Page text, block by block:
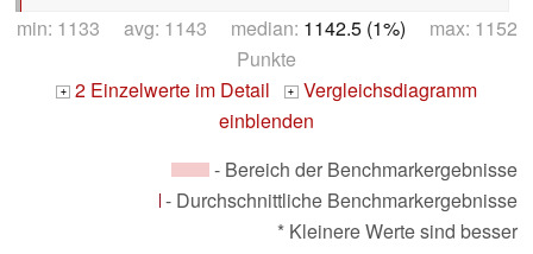
min: 1133 avg: 1143 median: 1142.5 (1%) max: 1152
Punkte
+ 2 Einzelwerte im Detail + Vergleichsdiagramm
einblenden
- Bereich der Benchmarkergebnisse
- Durchschnittliche Benchmarkergebnisse
* Kleinere Werte sind besser